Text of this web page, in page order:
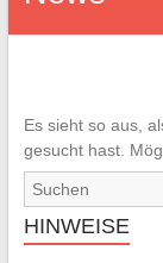
Es sieht so aus,
gesucht hast.
HINWEISE